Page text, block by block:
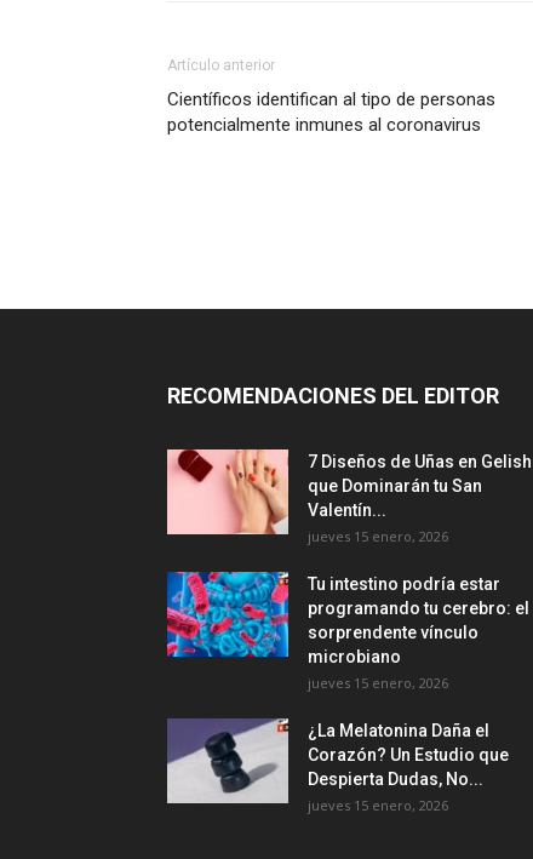
Artículo anterior
Científicos identifican al tipo de personas
potencialmente inmunes al coronavirus
RECOMENDACIONES DEL EDITOR
7 Diseños de Uñas en Gelish
que Dominarán tu San
Valentín...
jueves 15 enero, 2026
Tu intestino podría estar
programando tu cerebro: el
sorprendente vínculo
microbiano
jueves 15 enero, 2026
¿La Melatonina Daña el
Corazón? Un Estudio que
Despierta Dudas, No...
jueves 15 enero, 2026